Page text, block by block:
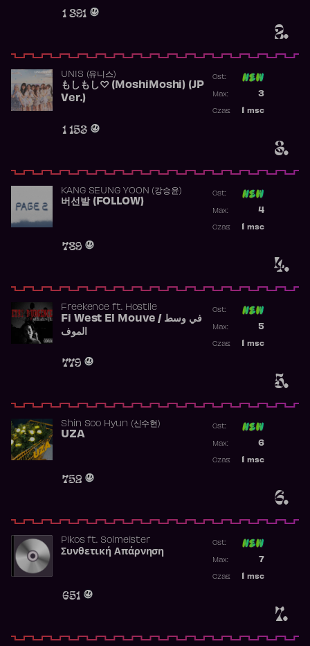
2.
1 391
3.
UNIS (유니스)
もしもし♡ (MoshiMoshi) (JP
Ver.)
1 153
Ost:
3
Max:
msc
Czas:
4.
KANG SEUNG YOON (강승윤)
버선발 (FOLLOW)
789
Ost:
4
Max:
msc
Czas:
5.
Freekence ft. Hostile
Fi West El Mouve / في وسط
الموف
779
Ost:
5
Max:
msc
Czas:
6.
Shin Soo Hyun (신수현)
UZA
752
Ost:
6
Max:
msc
Czas:
7.
Pikosft. Solmeister
Συνθετική Απάρνηση
651
Ost:
7
Max:
msc
Czas: